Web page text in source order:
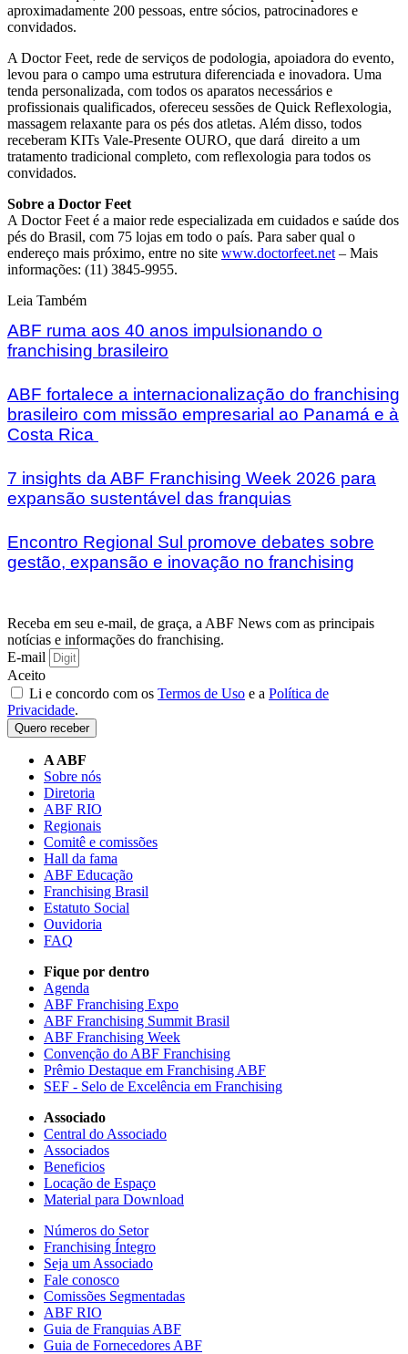
aproximadamente 200 pessoas, entre sócios, patrocinadores e
convidados.
A Doctor Feet, rede de serviços de podologia, apoiadora do evento,
levou para o campo uma estrutura diferenciada e inovadora. Uma
tenda personalizada, com todos os aparatos necessários e
profissionais qualificados, ofereceu sessões de Quick Reflexologia,
massagem relaxante para os pés dos atletas. Além disso, todos
receberam KITs Vale-Presente OURO, que dará direito a um
tratamento tradicional completo, com reflexologia para todos os
convidados.
Sobre a Doctor Feet
A Doctor Feet é a maior rede especializada em cuidados e saúde dos
pés do Brasil, com 75 lojas em todo o país. Para saber qual o
endereço mais próximo, entre no site www.doctorfeet.net – Mais
informações: (11) 3845-9955.
Leia Também
ABF ruma aos 40 anos impulsionando o
franchising brasileiro
ABF fortalece a internacionalização do franchising
brasileiro com missão empresarial ao Panamá e à
Costa Rica
7 insights da ABF Franchising Week 2026 para
expansão sustentável das franquias
Encontro Regional Sul promove debates sobre
gestão, expansão e inovação no franchising
Receba em seu e-mail, de graça, a ABF News com as principais
notícias e informações do franchising.
E-mail
Aceito
Li e concordo com os Termos de Uso e a Política de
Privacidade.
Quero receber
A ABF
Sobre nós
Diretoria
ABF RIO
Regionais
Comitê e comissões
Hall da fama
ABF Educação
Franchising Brasil
Estatuto Social
Ouvidoria
FAQ
Fique por dentro
Agenda
ABF Franchising Expo
ABF Franchising Summit Brasil
ABF Franchising Week
Convenção do ABF Franchising
Prêmio Destaque em Franchising ABF
SEF - Selo de Excelência em Franchising
Associado
Central do Associado
Associados
Beneficios
Locação de Espaço
Material para Download
Números do Setor
Franchising Íntegro
Seja um Associado
Fale conosco
Comissões Segmentadas
ABF RIO
Guia de Franquias ABF
Guia de Fornecedores ABF